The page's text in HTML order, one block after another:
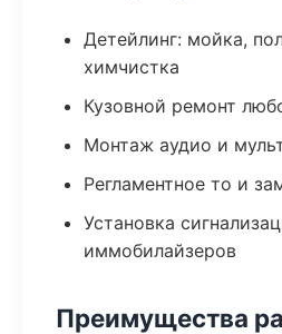
Детейлинг: мойка,
химчистка
Кузовной ремонт
Монтаж аудио и
Регламентное то и
Установка
иммобилайзеров
Преимущества